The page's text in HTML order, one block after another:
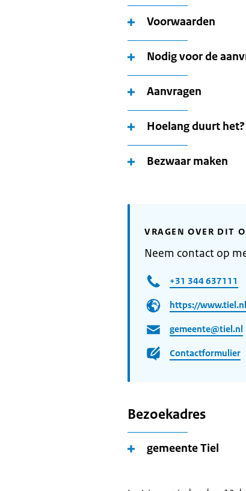
Voorwaarden
Nodig voor de
Aanvragen
Hoelang duurt het?
Bezwaar maken
VRAGEN OVER DIT
Neem contact op
+31 344 637111
https://www.tiel.nl
gemeente@tiel.nl
Contactformulier
Bezoekadres
gemeente Tiel